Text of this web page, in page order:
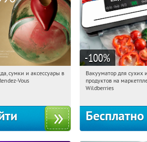
Получили: 3
сумки и аксессуары в
Vous
-100%
15:10:25
Россия
Вакууматор для сухих
продуктов на
Wildberries
Бесплатно